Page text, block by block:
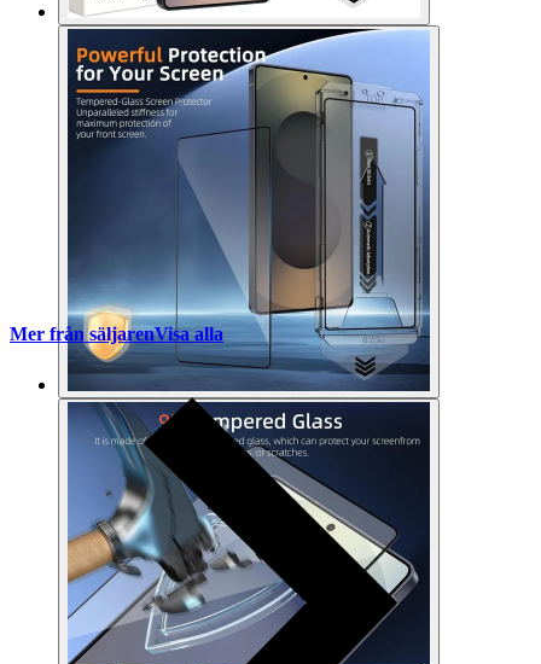
Mer från säljarenVisa alla